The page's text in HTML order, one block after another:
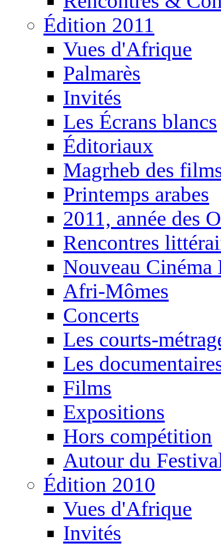
Édition 2011
Vues d'Afrique
Palmarès
Invités
Les Écrans blancs
Éditoriaux
Magrheb des
Printemps arabes
2011, année des
Rencontres
Nouveau Cinéma
Afri-Mômes
Concerts
Les courts-
Les
Films
Expositions
Hors compétition
Autour du
Édition 2010
Vues d'Afrique
Invités